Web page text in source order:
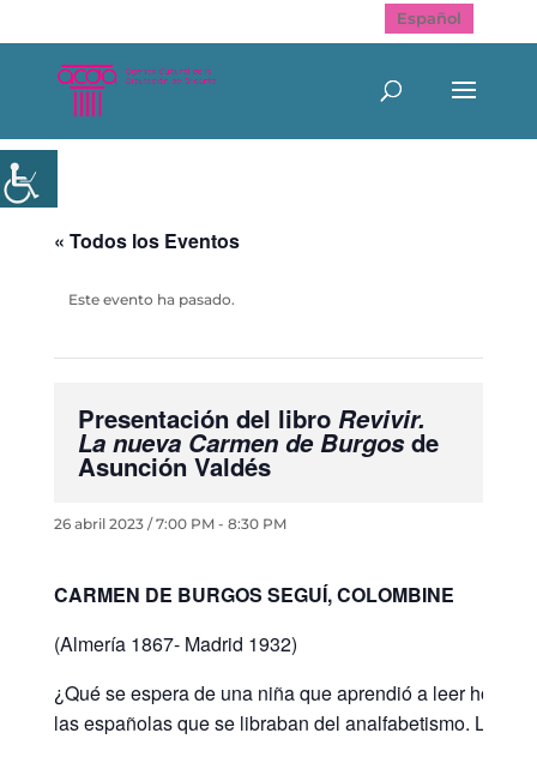
Español
« Todos los Eventos
Este evento ha pasado.
Presentación del libro Revivir.
La nueva Carmen de Burgosde
Asunción Valdés
26 abril 2023 / 7:00 PM- 8:30 PM
CARMEN DE BURGOS SEGUÍ, COLOMBINE
(Almería 1867- Madrid 1932)
¿Qué se espera de una niña que aprendió a leer
las españolas que se libraban del analfabetismo. La